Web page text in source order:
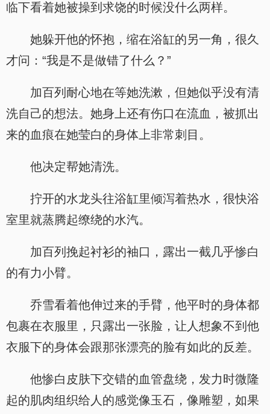
临下看着她被操到求饶的时候没什么两样。
她躲开他的怀抱，缩在浴缸的另一角，很久
才问：“我是不是做错了什么？”
加百列耐心地在等她洗漱，但她似乎没有清
洗自己的想法。她身上还有伤口在流血，被抓出
来的血痕在她莹白的身体上非常刺目。
他决定帮她清洗。
拧开的水龙头往浴缸里倾泻着热水，很快浴
室里就蒸腾起缭绕的水汽。
加百列挽起衬衫的袖口，露出一截几乎惨白
的有力小臂。
乔雪看着他伸过来的手臂，他平时的身体都
包裹在衣服里，只露出一张脸，让人想象不到他
衣服下的身体会跟那张漂亮的脸有如此的反差。
他惨白皮肤下交错的血管盘绕，发力时微隆
起的肌肉组织给人的感觉像玉石，像雕塑，如果